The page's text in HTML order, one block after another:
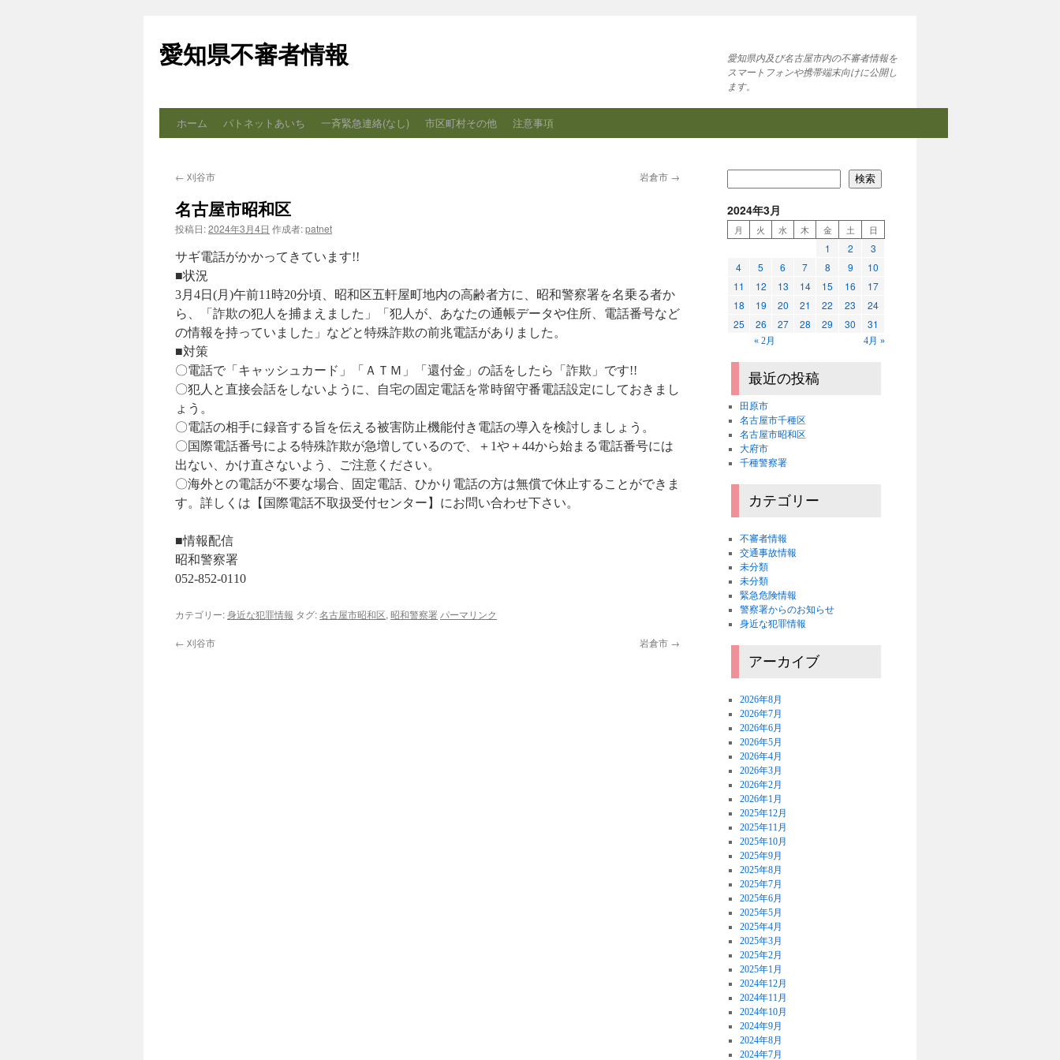
テ
ン
ス
ッ
愛知県不審者情報
愛知県内及び名古屋市内の不審者情報を
スマートフォンや携帯端末向けに公開し
ます。
ホーム パトネットあいち 一斉緊急連絡(なし) 市区町村その他 注意事項
← 刈谷市 岩倉市 →
名古屋市昭和区
投稿日:2024年3月4日 作成者:patnet
サギ電話がかかってきています!!
■状況
3月4日(月)午前11時20分頃、昭和区五軒屋町地内の高齢者方に、昭和警察署を名乗る者か
ら、「詐欺の犯人を捕まえました」「犯人が、あなたの通帳データや住所、電話番号など
の情報を持っていました」などと特殊詐欺の前兆電話がありました。
■対策
〇電話で「キャッシュカード」「ＡＴＭ」「還付金」の話をしたら「詐欺」です!!
〇犯人と直接会話をしないように、自宅の固定電話を常時留守番電話設定にしておきまし
ょう。
〇電話の相手に録音する旨を伝える被害防止機能付き電話の導入を検討しましょう。
〇国際電話番号による特殊詐欺が急増しているので、＋1や＋44から始まる電話番号には
出ない、かけ直さないよう、ご注意ください。
〇海外との電話が不要な場合、固定電話、ひかり電話の方は無償で休止することができま
す。詳しくは【国際電話不取扱受付センター】にお問い合わせ下さい。
■情報配信
昭和警察署
052-852-0110
カテゴリー:身近な犯罪情報 タグ:名古屋市昭和区, 昭和警察署 パーマリンク
← 刈谷市 岩倉市 →
検索
2024年3月
月 火 水 木 金 土 日
1 2
3
4
5 6 7 8 9
10
11
12 13 14 15 16
17
18
19 20 21 22 23
24
25
26 27 28 29 30 31
« 2月 4月 »
最近の投稿
田原市
名古屋市千種区
名古屋市昭和区
大府市
千種警察署
カテゴリー
不審者情報
交通事故情報
未分類
未分類
緊急危険情報
警察署からのお知らせ
身近な犯罪情報
アーカイブ
2026年8月
2026年7月
2026年6月
2026年5月
2026年4月
2026年3月
2026年2月
2026年1月
2025年12月
2025年11月
2025年10月
2025年9月
2025年8月
2025年7月
2025年6月
2025年5月
2025年4月
2025年3月
2025年2月
2025年1月
2024年12月
2024年11月
2024年10月
2024年9月
2024年8月
2024年7月